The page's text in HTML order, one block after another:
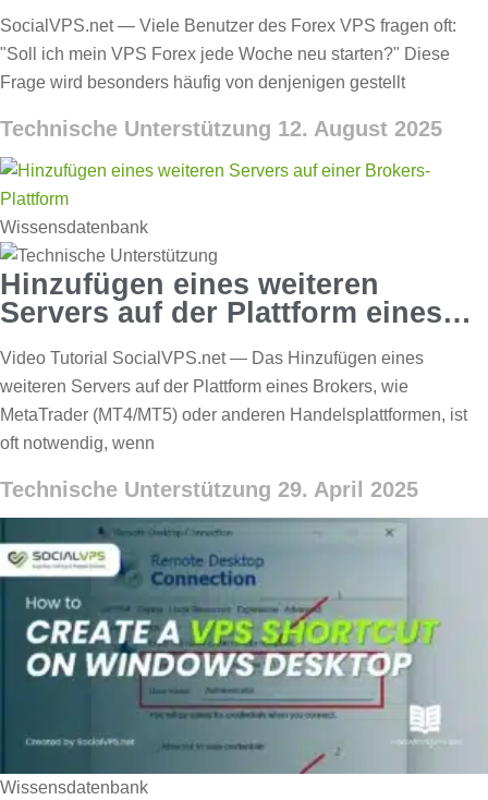
SocialVPS.net — Viele Benutzer des Forex VPS fragen oft:
"Soll ich mein VPS Forex jede Woche neu starten?" Diese
Frage wird besonders häufig von denjenigen gestellt
Technische Unterstützung 12. August 2025
Wissensdatenbank
Hinzufügen eines weiteren
Servers auf der Plattform eines
Video Tutorial SocialVPS.net — Das Hinzufügen eines
weiteren Servers auf der Plattform eines Brokers, wie
MetaTrader (MT4/MT5) oder anderen Handelsplattformen, ist
oft notwendig, wenn
Technische Unterstützung 29. April 2025
Wissensdatenbank